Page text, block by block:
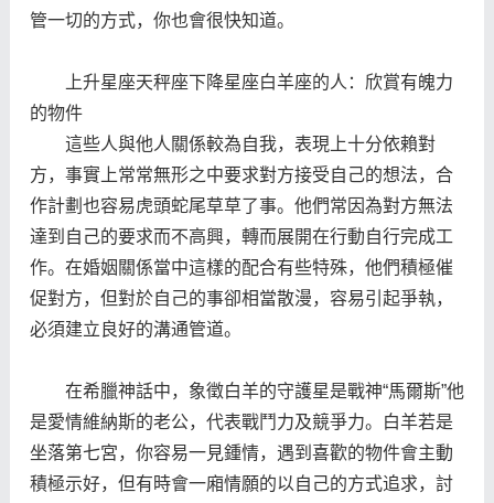
管一切的方式，你也會很快知道。
上升星座天秤座下降星座白羊座的人：欣賞有魄力
的物件
這些人與他人關係較為自我，表現上十分依賴對
方，事實上常常無形之中要求對方接受自己的想法，合
作計劃也容易虎頭蛇尾草草了事。他們常因為對方無法
達到自己的要求而不高興，轉而展開在行動自行完成工
作。在婚姻關係當中這樣的配合有些特殊，他們積極催
促對方，但對於自己的事卻相當散漫，容易引起爭執，
必須建立良好的溝通管道。
在希臘神話中，象徵白羊的守護星是戰神“馬爾斯”他
是愛情維納斯的老公，代表戰鬥力及競爭力。白羊若是
坐落第七宮，你容易一見鍾情，遇到喜歡的物件會主動
積極示好，但有時會一廂情願的以自己的方式追求，討